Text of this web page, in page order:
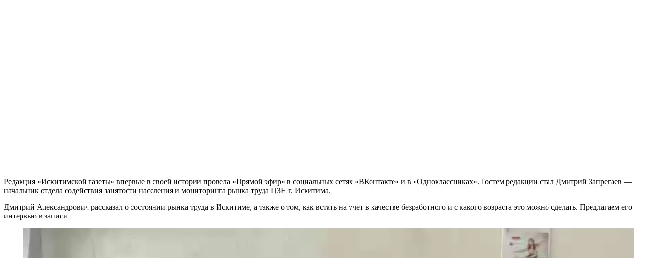
Редакция «Искитимской газеты» впервые в своей истории провела «Прямой эфир» в социальных сетях «ВКонтакте» и в «Одноклассниках». Гостем редакции стал Дмитрий Запрегаев —
начальник отдела содействия занятости населения и мониторинга рынка труда ЦЗН г. Искитима.
Дмитрий Александрович рассказал о состоянии рынка труда в Искитиме, а также о том, как встать на учет в качестве безработного и с какого возраста это можно сделать. Предлагаем его
интервью в записи.